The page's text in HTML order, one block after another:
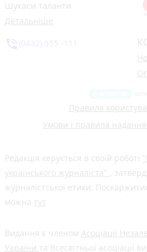
Шукаєм таланти
Детальніше
Правила
Умови і правила
Редакція керується в своїй роботі
українського журналіста"
,
журналістської етики.
можна тут
Видання є членом Асоціації
України та Всесвітньої асоціації